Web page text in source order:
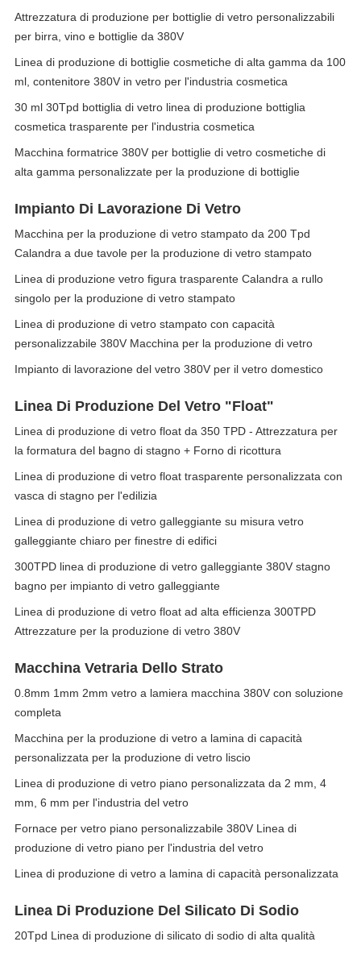
Attrezzatura di produzione per bottiglie di vetro personalizzabili
per birra, vino e bottiglie da 380V
Linea di produzione di bottiglie cosmetiche di alta gamma da 100
ml, contenitore 380V in vetro per l'industria cosmetica
30 ml 30Tpd bottiglia di vetro linea di produzione bottiglia
cosmetica trasparente per l'industria cosmetica
Macchina formatrice 380V per bottiglie di vetro cosmetiche di
alta gamma personalizzate per la produzione di bottiglie
Impianto Di Lavorazione Di Vetro
Macchina per la produzione di vetro stampato da 200 Tpd
Calandra a due tavole per la produzione di vetro stampato
Linea di produzione vetro figura trasparente Calandra a rullo
singolo per la produzione di vetro stampato
Linea di produzione di vetro stampato con capacità
personalizzabile 380V Macchina per la produzione di vetro
Impianto di lavorazione del vetro 380V per il vetro domestico
Linea Di Produzione Del Vetro "float"
Linea di produzione di vetro float da 350 TPD - Attrezzatura per
la formatura del bagno di stagno + Forno di ricottura
Linea di produzione di vetro float trasparente personalizzata con
vasca di stagno per l'edilizia
Linea di produzione di vetro galleggiante su misura vetro
galleggiante chiaro per finestre di edifici
300TPD linea di produzione di vetro galleggiante 380V stagno
bagno per impianto di vetro galleggiante
Linea di produzione di vetro float ad alta efficienza 300TPD
Attrezzature per la produzione di vetro 380V
Macchina Vetraria Dello Strato
0.8mm 1mm 2mm vetro a lamiera macchina 380V con soluzione
completa
Macchina per la produzione di vetro a lamina di capacità
personalizzata per la produzione di vetro liscio
Linea di produzione di vetro piano personalizzata da 2 mm, 4
mm, 6 mm per l'industria del vetro
Fornace per vetro piano personalizzabile 380V Linea di
produzione di vetro piano per l'industria del vetro
Linea di produzione di vetro a lamina di capacità personalizzata
Linea Di Produzione Del Silicato Di Sodio
20Tpd Linea di produzione di silicato di sodio di alta qualità